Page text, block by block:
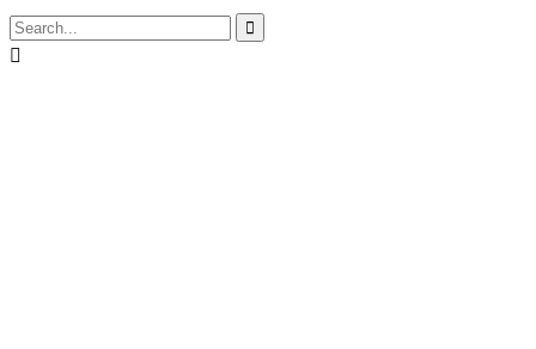

